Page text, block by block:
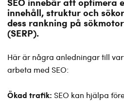
innehåll, struktur och
dess rankning på
(SERP).
Här är några anledningar till
arbeta med SEO:
Ökad trafik: SEO kan hjälpa